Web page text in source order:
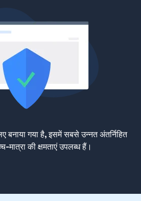
बनाया गया है, इसमें सबसे उन्नत अंतर्निहित
मात्रा की क्षमताएं उपलब्ध हैं।